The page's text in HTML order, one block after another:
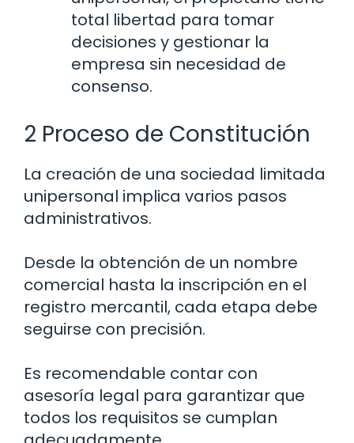
total libertad para tomar
decisiones y gestionar la
empresa sin necesidad de
consenso.
2 Proceso de Constitución
La creación de una sociedad limitada
unipersonal implica varios pasos
administrativos.
Desde la obtención de un nombre
comercial hasta la inscripción en el
registro mercantil, cada etapa debe
seguirse con precisión.
Es recomendable contar con
asesoría legal para garantizar que
todos los requisitos se cumplan